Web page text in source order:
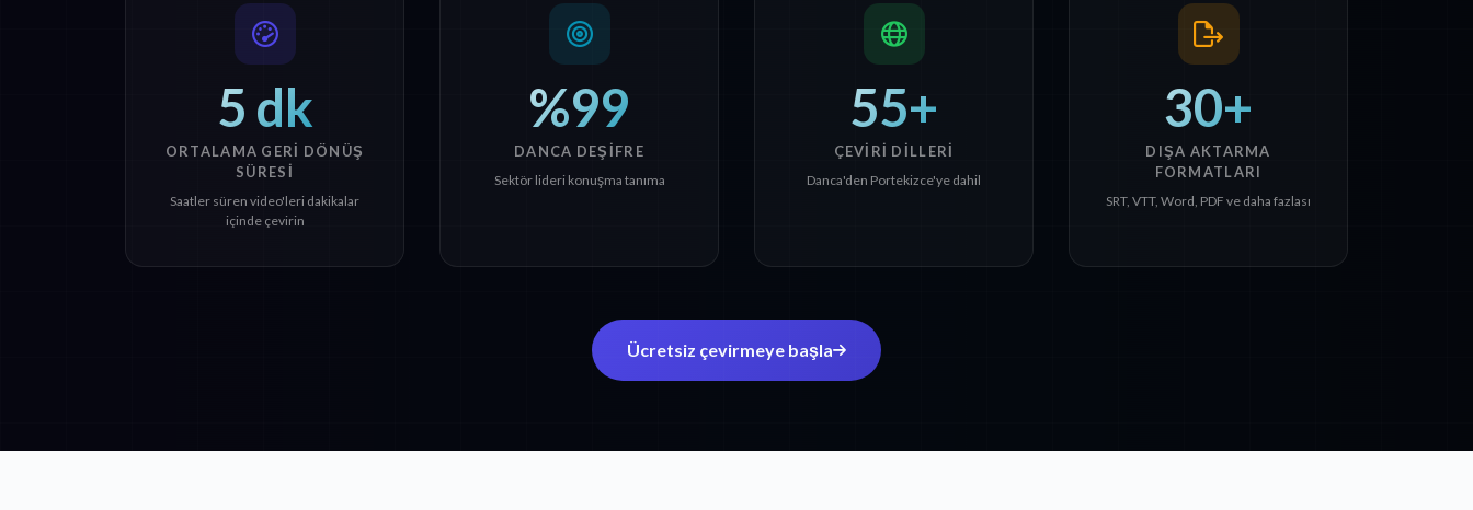
5 dk
ORTALAMA GERI DÖNÜŞ
SÜRESI
Saatler süren video'leri dakikalar
içinde çevirin
%99
DANCA DEŞIFRE
Sektör lideri konuşma tanıma
55+
ÇEVIRI DILLERI
Danca'den Portekizce'ye dahil
30+
DIŞA AKTARMA
FORMATLARI
SRT, VTT, Word, PDF ve daha fazlası
Ücretsiz çevirmeye başla